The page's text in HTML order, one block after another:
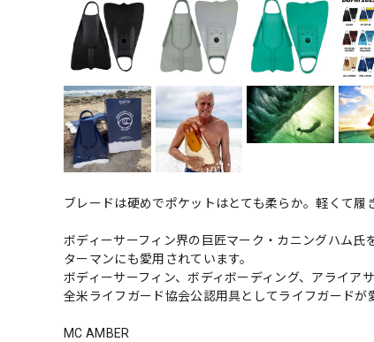
ブレードは硬めでポケットはとても柔らか。軽くて
ボディーサーフィン界の巨匠マーク・カニングハム
ターマンにも愛用されています。
ボディーサーフィン、ボディボーディング、アライア
全米ライフガード協会公認用具としてライフガードが
MC AMBER